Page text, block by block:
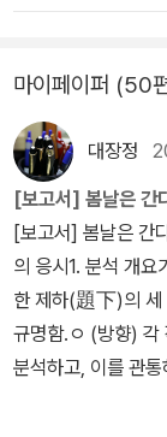
단어 선택이 확실히
이 안 돼서아이들을
이 부모가 있는데
울의 끝]딱 그 시절
혈병, 자살, 죽음이
에서 한자락 희망을
득한 청춘의 고뇌
기차에서 만나 몇 마
권해 보는 화자. 남
생각해 보니 그들은
인다. 그는 무얼 찾
마이페이퍼 (50
대장정
[보고서] 봄날은 간
[보고서] 봄날은 간
의 응시1. 분석 개요
한 제하(題下)의 세
규명함.ㅇ (방향) 각
분석하고, 이를 관